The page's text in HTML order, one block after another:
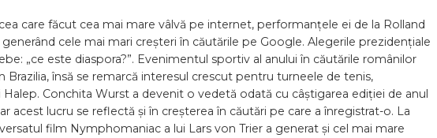
care făcut cea mai mare vâlvă pe internet, performanțele ei de la Rolland
cele mai mari creșteri în căutările pe Google. Alegerile prezidențiale
„ce este diaspora?”. Evenimentul sportiv al anului în căutările românilor
Brazilia, însă se remarcă interesul crescut pentru turneele de tenis,
Conchita Wurst a devenit o vedetă odată cu câștigarea ediției de anul
acest lucru se reflectă și în creșterea în căutări pe care a înregistrat-o. La
film Nymphomaniac a lui Lars von Trier a generat și cel mai mare